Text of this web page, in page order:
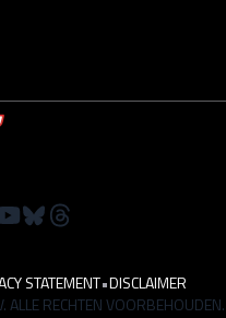
STATEMENT•DISCLAIMER
RECHTEN VOORBEHOUDEN.